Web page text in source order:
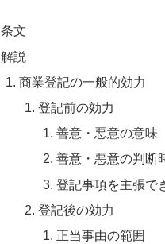
条文
解説
商業登記の一般的効力
登記前の効力
善意・悪意の意味
善意・悪意の判断
登記事項を主張で
登記後の効力
正当事由の範囲